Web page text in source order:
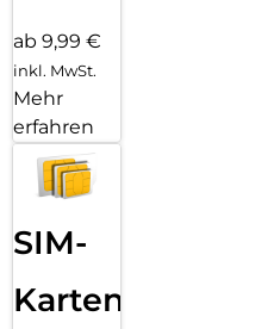
ab 9,99 €
inkl. MwSt.
Mehr
erfahren
SIM-
Karten